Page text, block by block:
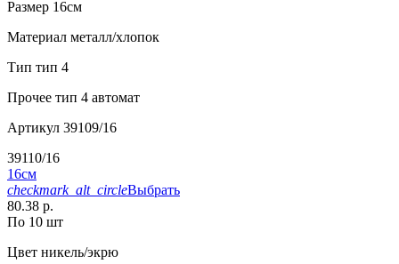
Размер 16см
Материал металл/хлопок
Тип тип 4
Прочее тип 4 автомат
Артикул 39109/16
39110/16
16см
checkmark_alt_circleВыбрать
80.38 р.
По 10 шт
Цвет никель/экрю